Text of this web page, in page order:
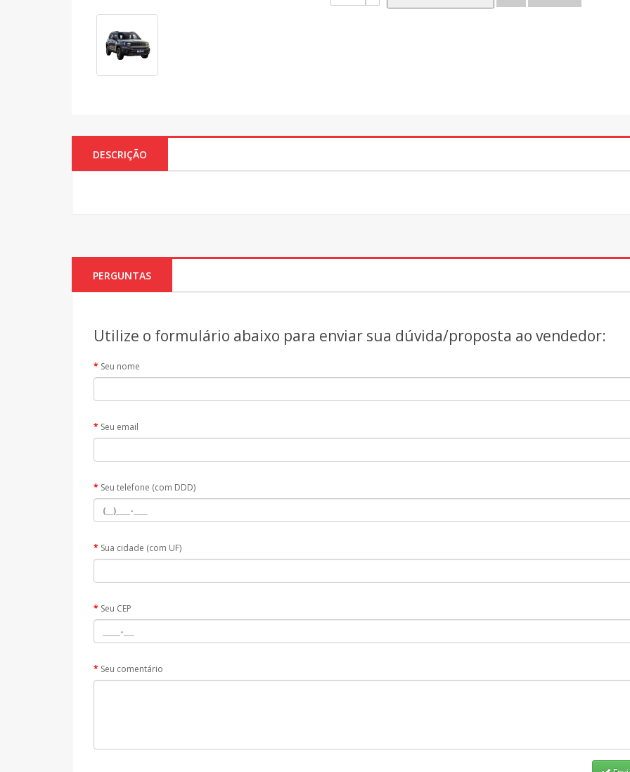
DESCRIÇÃO
PERGUNTAS
Utilize o formulário abaixo para enviar sua dúvida/proposta ao vendedor:
Seu nome
Seu email
Seu telefone (com DDD)
Sua cidade (com UF)
Seu CEP
Seu comentário